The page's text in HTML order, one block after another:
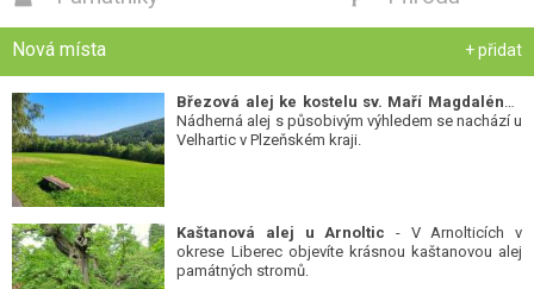
Nová místa + přidat
Březová alej ke kostelu sv. Maří Magdalény-
Nádherná alej s působivým výhledem se nachází u
Velhartic v Plzeňském kraji.
Kaštanová alej u Arnoltic - V Arnolticích v
okrese Liberec objevíte krásnou kaštanovou alej
památných stromů.